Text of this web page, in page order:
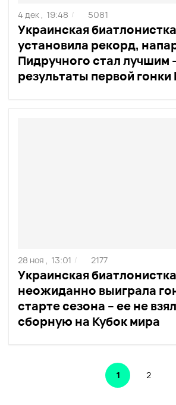
Украинская биатлонистка
установила рекорд,
Пидручного стал лучшим
результаты первой гонки
4 дек , 19:48 / 5081
Украинская биатлонистка
неожиданно выиграла
старте сезона – ее не
сборную на Кубок мира
28 ноя , 13:01 / 2177
1 2